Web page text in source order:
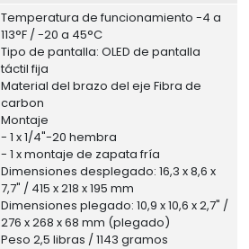
Temperatura de funcionamiento -4 a
113°F / -20 a 45°C
Tipo de pantalla: OLED de pantalla
táctil fija
Material del brazo del eje Fibra de
carbon
Montaje
- 1 x 1/4"-20 hembra
- 1 x montaje de zapata fría
Dimensiones desplegado: 16,3 x 8,6 x
7,7" / 415 x 218 x 195 mm
Dimensiones plegado: 10,9 x 10,6 x 2,7" /
276 x 268 x 68 mm (plegado)
Peso 2,5 libras / 1143 gramos